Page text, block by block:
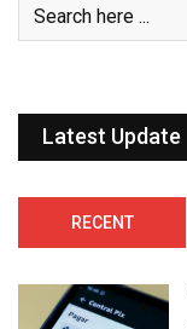
Latest Update
RECENT